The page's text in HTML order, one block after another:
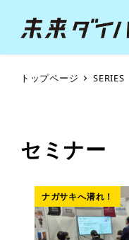
トップページ SERIES
セミナー
ナガサキへ潜れ！